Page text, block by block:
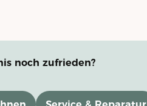
noch zufrieden?